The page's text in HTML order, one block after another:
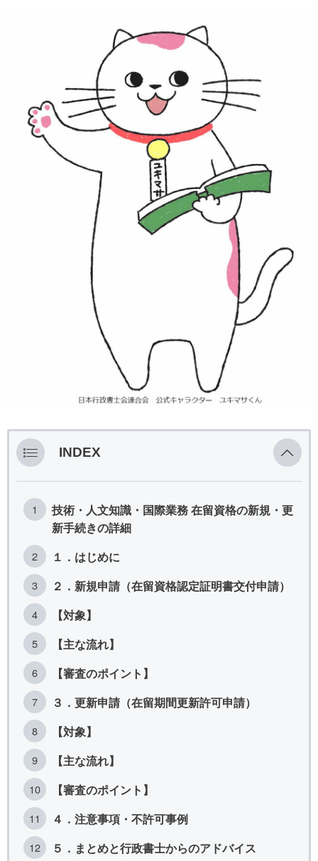
INDEX
技術・人文知識・国際業務 在留資格の新規・更
新手続きの詳細
１．はじめに
２．新規申請（在留資格認定証明書交付申請）
【対象】
【主な流れ】
【審査のポイント】
３．更新申請（在留期間更新許可申請）
【対象】
【主な流れ】
【審査のポイント】
４．注意事項・不許可事例
５．まとめと行政書士からのアドバイス